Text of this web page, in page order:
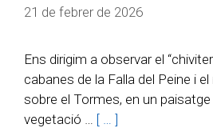
21 de febrer de 2026
Ens dirigim a observar el
cabanes de la Falla del Peine i
sobre el Tormes, en un
vegetació … [ … ]